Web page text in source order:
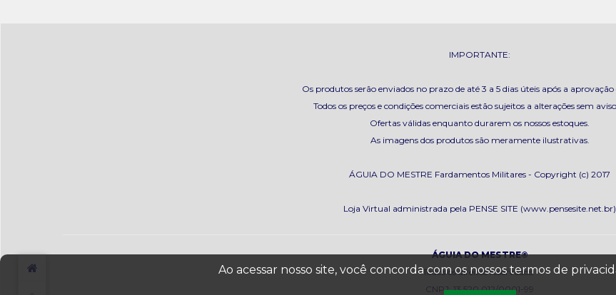
Ao acessar nosso site, você concorda com os nossos termos de
IMPORTANTE:
Os produtos serão enviados no prazo de até 3 a 5 dias úteis após a aprovação
Todos os preços e condições comerciais estão sujeitos a alterações sem
Ofertas válidas enquanto durarem os nossos estoques.
As imagens dos produtos são meramente ilustrativas.
ÁGUIA DO MESTRE Fardamentos Militares - Copyright (c) 2017
Loja Virtual administrada pela PENSE SITE (www.pensesite.net.br)
ÁGUIA DO MESTRE©
Todos os direitos reservados.
CNPJ: 13.520.012/0001-99